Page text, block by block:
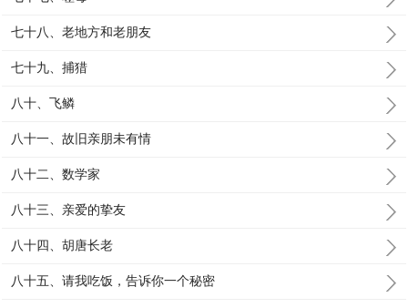
七十八、老地方和老朋友
七十九、捕猎
八十、飞鳞
八十一、故旧亲朋未有情
八十二、数学家
八十三、亲爱的挚友
八十四、胡唐长老
八十五、请我吃饭，告诉你一个秘密